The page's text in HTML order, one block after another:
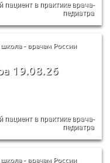
пациент в практике врача-
педиатра
- врачам России
19.08.26
пациент в практике врача-
педиатра
- врачам России